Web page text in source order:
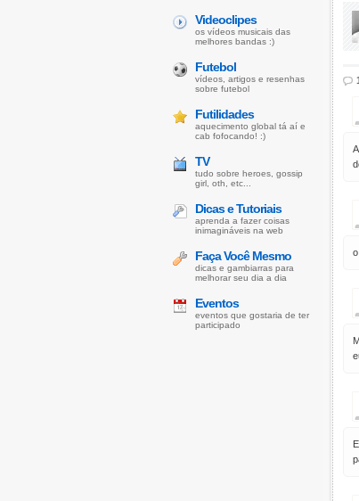
Videoclipes
os vídeos musicais das
melhores bandas :)
Futebol
vídeos, artigos e resenhas
sobre futebol
Futilidades
aquecimento global tá aí e
cab fofocando! :)
TV
tudo sobre heroes, gossip
girl, oth, etc...
Dicas e Tutoriais
aprenda a fazer coisas
inimagináveis na web
Faça Você Mesmo
dicas e gambiarras para
melhorar seu dia a dia
Eventos
eventos que gostaria de ter
participado